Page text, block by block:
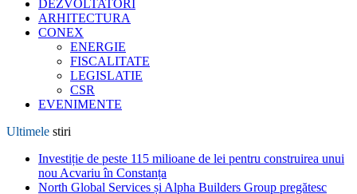
DEZVOLTATORI
ARHITECTURA
CONEX
ENERGIE
FISCALITATE
LEGISLATIE
CSR
EVENIMENTE
Ultimele stiri
Investiție de peste 115 milioane de lei pentru construirea unui
nou Acvariu în Constanța
North Global Services și Alpha Builders Group pregătesc